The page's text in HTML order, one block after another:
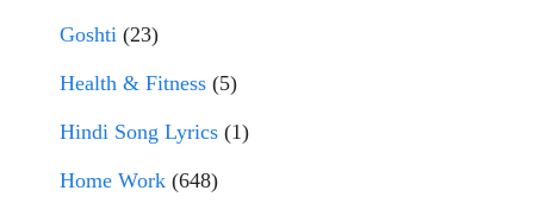
Goshti (23)
Health & Fitness (5)
Hindi Song Lyrics (1)
Home Work (648)